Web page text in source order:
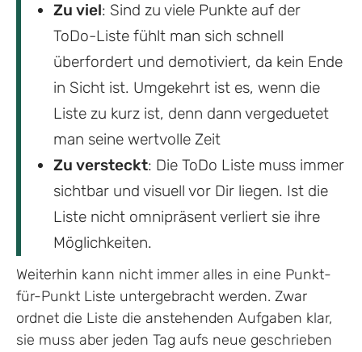
Zu viel: Sind zu viele Punkte auf der
ToDo-Liste fühlt man sich schnell
überfordert und demotiviert, da kein Ende
in Sicht ist. Umgekehrt ist es, wenn die
Liste zu kurz ist, denn dann vergeduetet
man seine wertvolle Zeit
Zu versteckt: Die ToDo Liste muss immer
sichtbar und visuell vor Dir liegen. Ist die
Liste nicht omnipräsent verliert sie ihre
Möglichkeiten.
Weiterhin kann nicht immer alles in eine Punkt-
für-Punkt Liste untergebracht werden. Zwar
ordnet die Liste die anstehenden Aufgaben klar,
sie muss aber jeden Tag aufs neue geschrieben